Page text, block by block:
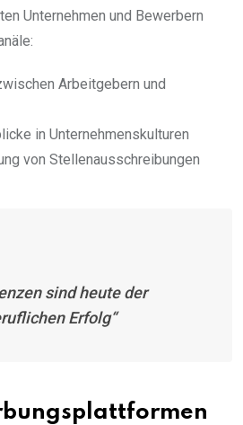
Unternehmen und Bewerbern
Arbeitgebern und
in Unternehmenskulturen
von Stellenausschreibungen
sind heute der
Erfolg“